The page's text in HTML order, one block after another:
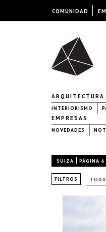
ARQUITECTURA
INTERIORISMO
EMPRESAS
NOVEDADES
SUIZA | PÁGINA 6
FILTROS
COMUNIDAD